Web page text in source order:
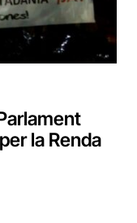
la Renda